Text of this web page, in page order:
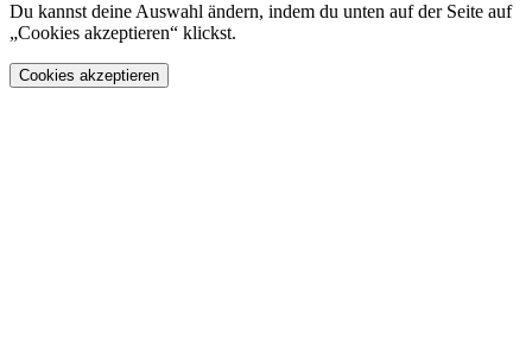
Du kannst deine Auswahl ändern, indem du unten auf der Seite auf
„Cookies akzeptieren“ klickst.
Cookies akzeptieren